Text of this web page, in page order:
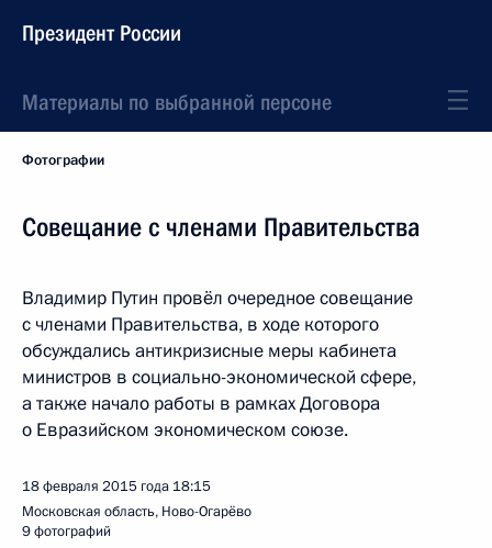
Президент России
Материалы по выбранной персоне
Фотографии
Совещание с членами Правительства
Владимир Путин провёл очередное совещание
с членами Правительства, в ходе которого
обсуждались антикризисные меры кабинета
министров в социально-экономической сфере,
а также начало работы в рамках Договора
о Евразийском экономическом союзе.
18 февраля 2015 года 18:15
Московская область, Ново-Огарёво
9 фотографий